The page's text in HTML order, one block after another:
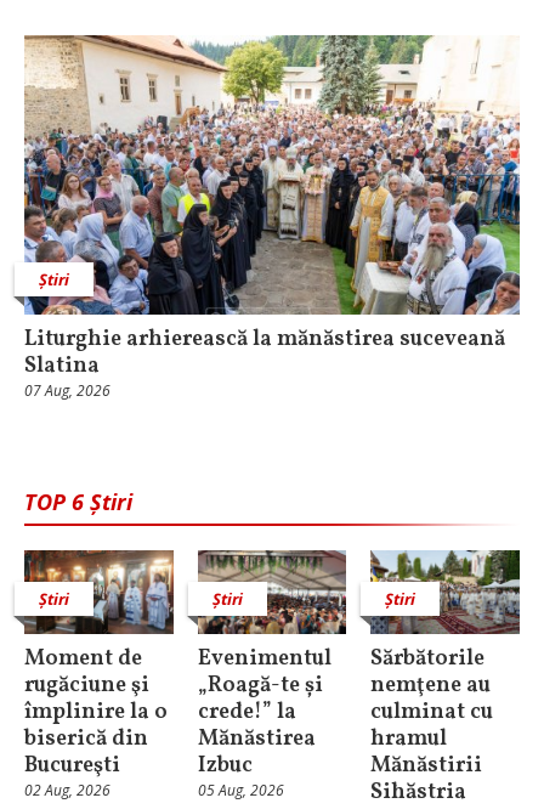
Știri
Liturghie arhierească la mănăstirea suceveană
Slatina
07 Aug, 2026
TOP 6 Știri
Știri
Moment de
rugăciune şi
împlinire la o
biserică din
Bucureşti
02 Aug, 2026
Știri
Evenimentul
„Roagă-te și
crede!” la
Mănăstirea
Izbuc
05 Aug, 2026
Știri
Sărbătorile
nemţene au
culminat cu
hramul
Mănăstirii
Sihăstria